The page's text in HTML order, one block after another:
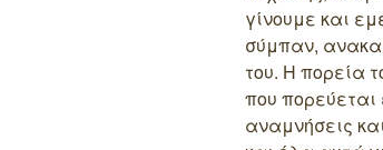
γίνουμε και
σύμπαν,
του. Η πορεία
που
αναμνήσεις